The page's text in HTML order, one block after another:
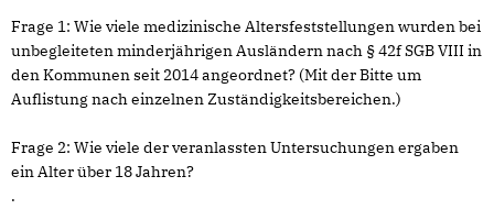
Frage 1: Wie viele medizinische Altersfeststellungen wurden bei
unbegleiteten minderjährigen Ausländern nach § 42f SGB VIII in
den Kommunen seit 2014 angeordnet? (Mit der Bitte um
Auflistung nach einzelnen Zuständigkeitsbereichen.)
Frage 2: Wie viele der veranlassten Untersuchungen ergaben
ein Alter über 18 Jahren?
.